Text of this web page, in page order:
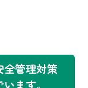
全管理対策
ます。